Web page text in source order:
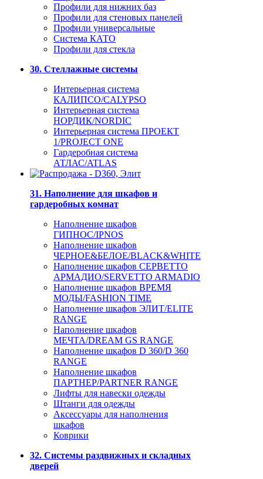
Профили для нижних баз
Профили для стеновых панелей
Профили универсальные
Система КАТО
Профили для стекла
30. Стеллажные системы
Интерьерная система
КАЛИПСО/CALYPSO
Интерьерная система
НОРДИК/NORDIC
Интерьерная система ПРОЕКТ
1/PROJECT ONE
Гардеробная система
АТЛАС/ATLAS
31. Наполнение для шкафов и
гардеробных комнат
Наполнение шкафов
ГИПНОС/IPNOS
Наполнение шкафов
ЧЕРНОЕ&БЕЛОЕ/BLACK&WHITE
Наполнение шкафов СЕРВЕТТО
АРМАДИО/SERVETTO ARMADIO
Наполнение шкафов ВРЕМЯ
МОДЫ/FASHION TIME
Наполнение шкафов ЭЛИТ/ELITE
RANGE
Наполнение шкафов
МЕЧТА/DREAM GS RANGE
Наполнение шкафов D 360/D 360
RANGE
Наполнение шкафов
ПАРТНЕР/PARTNER RANGE
Лифты для навески одежды
Штанги для одежды
Аксессуары для наполнения
шкафов
Коврики
32. Системы раздвижных и складных
дверей